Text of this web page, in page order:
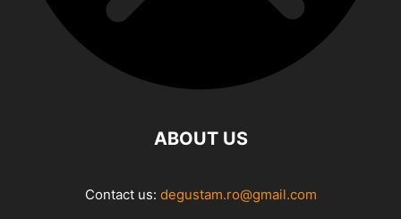
ABOUT US
Contact us: degustam.ro@gmail.com